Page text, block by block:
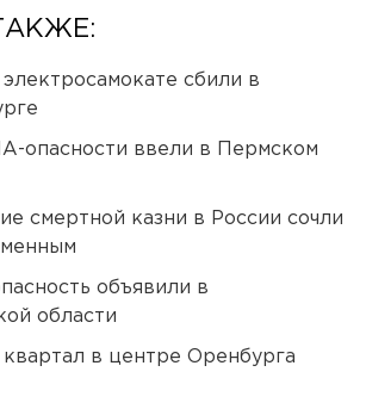
сбили в
опасности ввели в Пермском
смертной казни в России сочли
объявили в
области
в центре Оренбурга